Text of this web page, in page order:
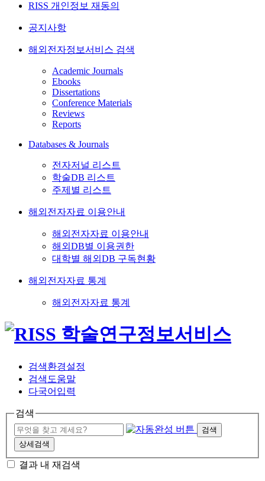
RISS 개인정보 재동의
공지사항
해외전자정보서비스 검색
Academic Journals
Ebooks
Dissertations
Conference Materials
Reviews
Reports
Databases & Journals
전자저널 리스트
학술DB 리스트
주제별 리스트
해외전자자료 이용안내
해외전자자료 이용안내
해외DB별 이용권한
대학별 해외DB 구독현황
해외전자자료 통계
해외전자자료 통계
검색환경설정
검색도움말
다국어입력
검색
검색
상세검색
결과 내 재검색